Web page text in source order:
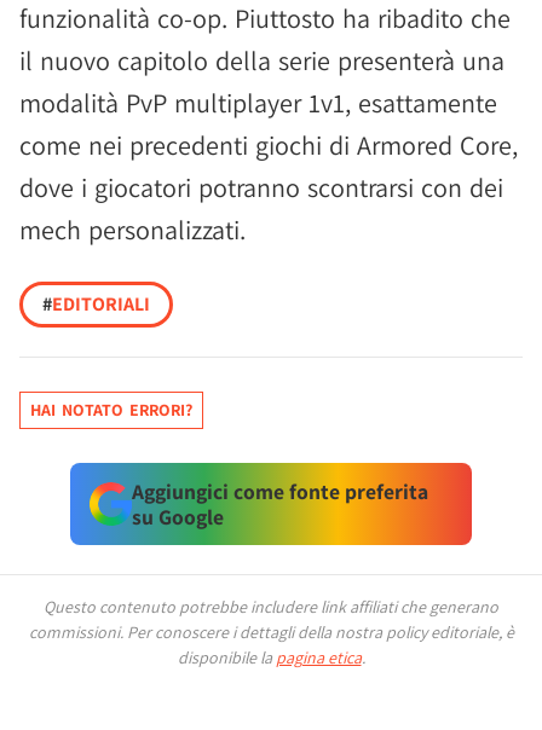
funzionalità co-op. Piuttosto ha ribadito che
il nuovo capitolo della serie presenterà una
modalità PvP multiplayer 1v1, esattamente
come nei precedenti giochi di Armored Core,
dove i giocatori potranno scontrarsi con dei
mech personalizzati.
#EDITORIALI
HAI NOTATO ERRORI?
Aggiungici come fonte preferita
su Google
Questo contenuto potrebbe includere link affiliati che generano
commissioni. Per conoscere i dettagli della nostra policy editoriale, è
disponibile la pagina etica.